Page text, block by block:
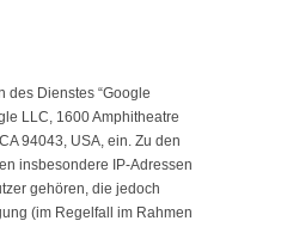
des Dienstes “Google
LLC, 1600 Amphitheatre
94043, USA, ein. Zu den
insbesondere IP-Adressen
gehören, die jedoch
(im Regelfall im Rahmen